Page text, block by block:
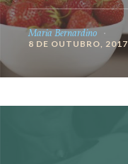
Maria Bernardino
8 DE OUTUBRO, 2017